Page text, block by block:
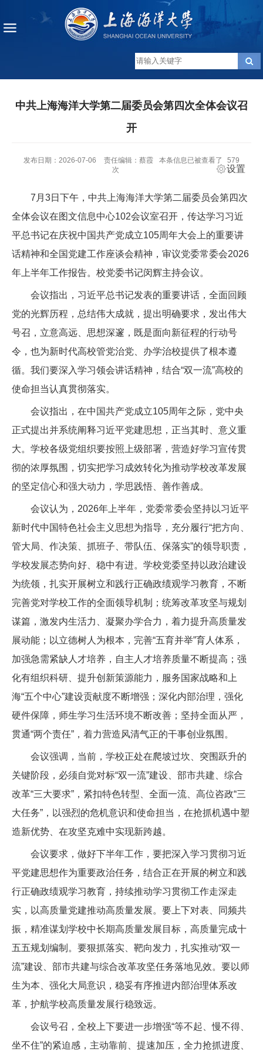
中共上海海洋大学第二届委员会第四次全体会议召
开
发布日期：2026-07-06 责任编辑：蔡霞 本条信息已被查看了
579
次
设置
7月3日下午，中共上海海洋大学第二届委员会第四次
全体会议在图文信息中心102会议室召开，传达学习习近
平总书记在庆祝中国共产党成立105周年大会上的重要讲
话精神和全国党建工作座谈会精神，审议党委常委会2026
年上半年工作报告。校党委书记闵辉主持会议。
会议指出，习近平总书记发表的重要讲话，全面回顾
党的光辉历程，总结伟大成就，提出明确要求，发出伟大
号召，立意高远、思想深邃，既是面向新征程的行动号
令，也为新时代高校管党治党、办学治校提供了根本遵
循。我们要深入学习领会讲话精神，结合“双一流”高校的
使命担当认真贯彻落实。
会议指出，在中国共产党成立105周年之际，党中央
正式提出并系统阐释习近平党建思想，正当其时、意义重
大。学校各级党组织要按照上级部署，营造好学习宣传贯
彻的浓厚氛围，切实把学习成效转化为推动学校改革发展
的坚定信心和强大动力，学思践悟、善作善成。
会议认为，2026年上半年，党委常委会坚持以习近平
新时代中国特色社会主义思想为指导，充分履行“把方向、
管大局、作决策、抓班子、带队伍、保落实”的领导职责，
学校发展态势向好、稳中有进。学校党委坚持以政治建设
为统领，扎实开展树立和践行正确政绩观学习教育，不断
完善党对学校工作的全面领导机制；统筹改革攻坚与规划
谋篇，激发内生活力、凝聚办学合力，着力提升高质量发
展动能；以立德树人为根本，完善“五育并举”育人体系，
加强急需紧缺人才培养，自主人才培养质量不断提高；强
化有组织科研、提升创新策源能力，服务国家战略和上
海“五个中心”建设贡献度不断增强；深化内部治理，强化
硬件保障，师生学习生活环境不断改善；坚持全面从严，
贯通“两个责任”，着力营造风清气正的干事创业氛围。
会议强调，当前，学校正处在爬坡过坎、突围跃升的
关键阶段，必须自觉对标“双一流”建设、部市共建、综合
改革“三大要求”，紧扣特色转型、全面一流、高位咨政“三
大任务”，以强烈的危机意识和使命担当，在抢抓机遇中塑
造新优势、在攻坚克难中实现新跨越。
会议要求，做好下半年工作，要把深入学习贯彻习近
平党建思想作为重要政治任务，结合正在开展的树立和践
行正确政绩观学习教育，持续推动学习贯彻工作走深走
实，以高质量党建推动高质量发展。要上下对表、同频共
振，精准谋划学校中长期高质量发展目标，高质量完成十
五五规划编制。要狠抓落实、靶向发力，扎实推动“双一
流”建设、部市共建与综合改革攻坚任务落地见效。要以师
生为本、强化大局意识，稳妥有序推进内部治理体系改
革，护航学校高质量发展行稳致远。
会议号召，全校上下要进一步增强“等不起、慢不得、
坐不住”的紧迫感，主动靠前、提速加压，全力抢抓进度、